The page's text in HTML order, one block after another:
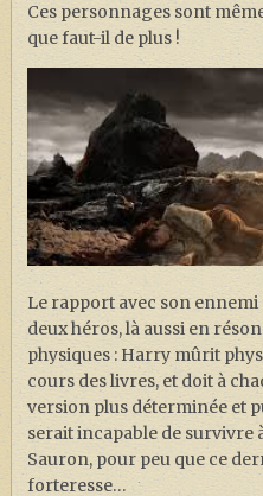
Ces personnages sont
que faut-il de plus !
Le rapport avec son
deux héros, là aussi en
physiques : Harry mûrit
cours des livres, et doit à
version plus déterminée et
serait incapable de
Sauron, pour peu que ce
forteresse…